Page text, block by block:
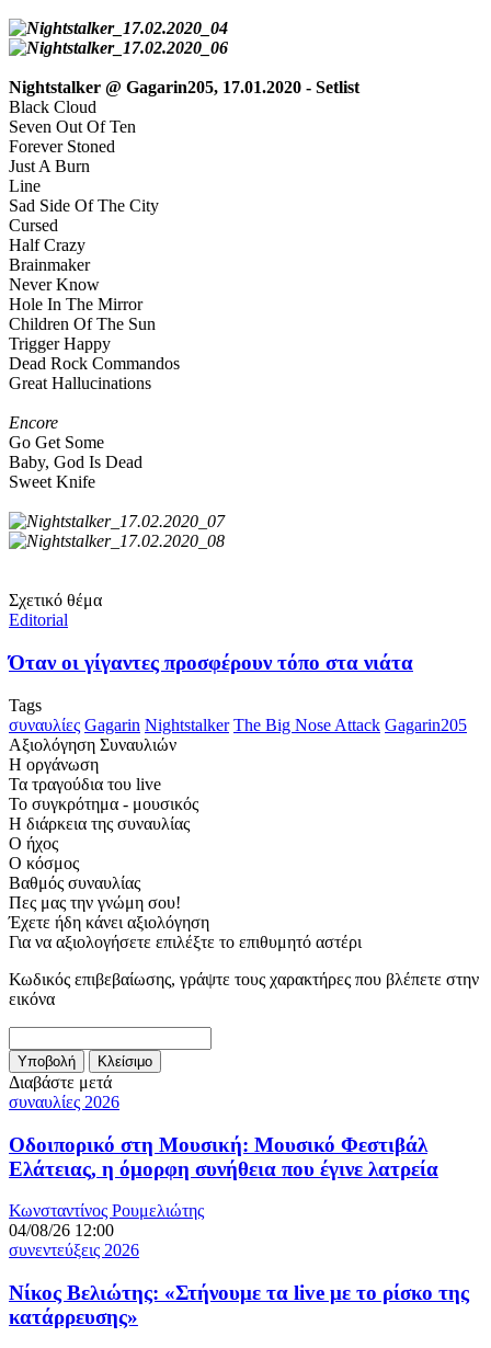
Nightstalker @ Gagarin205, 17.01.2020 - Setlist
Black Cloud
Seven Out Of Ten
Forever Stoned
Just A Burn
Line
Sad Side Of The City
Cursed
Half Crazy
Brainmaker
Never Know
Hole In The Mirror
Children Of The Sun
Trigger Happy
Dead Rock Commandos
Great Hallucinations
Encore
Go Get Some
Baby, God Is Dead
Sweet Knife
Σχετικό θέμα
Editorial
Όταν οι γίγαντες προσφέρουν τόπο στα νιάτα
Tags
συναυλίες Gagarin Nightstalker The Big Nose Attack Gagarin205
Αξιολόγηση Συναυλιών
Η οργάνωση
Τα τραγούδια του live
Το συγκρότημα - μουσικός
Η διάρκεια της συναυλίας
Ο ήχος
Ο κόσμος
Βαθμός συναυλίας
Πες μας την γνώμη σου!
Έχετε ήδη κάνει αξιολόγηση
Για να αξιολογήσετε επιλέξτε το επιθυμητό αστέρι
Κωδικός επιβεβαίωσης, γράψτε τους χαρακτήρες που βλέπετε στην
εικόνα
Διαβάστε μετά
συναυλίες 2026
Οδοιπορικό στη Μουσική: Μουσικό Φεστιβάλ
Ελάτειας, η όμορφη συνήθεια που έγινε λατρεία
Κωνσταντίνος Ρουμελιώτης
04/08/26 12:00
συνεντεύξεις 2026
Νίκος Βελιώτης: «Στήνουμε τα live με το ρίσκο της
κατάρρευσης»